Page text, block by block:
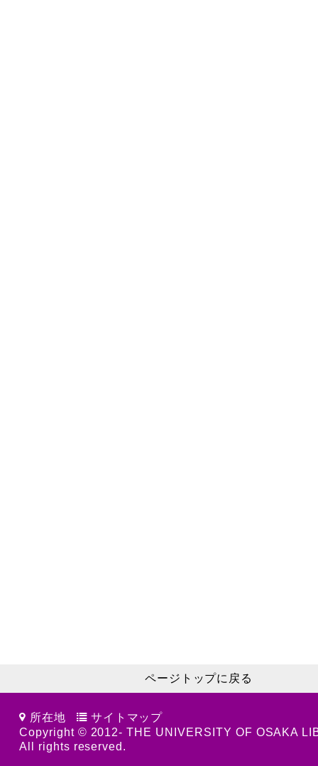
ページトップに戻る
所在地
サイトマップ
Copyright © 2012- THE UNIVERSITY OF OSAKA
All rights reserved.